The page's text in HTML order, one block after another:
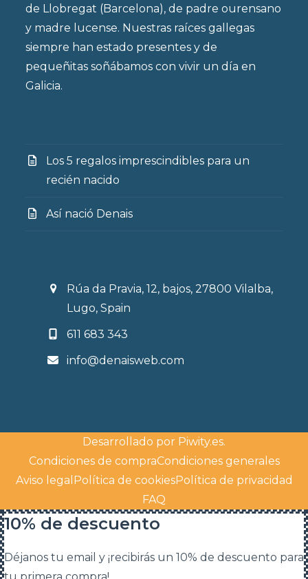
de Llobregat (Barcelona), de padre ourensano
y madre lucense. Nuestras raíces gallegas
siempre han estado presentes y de
pequeñitas soñábamos con vivir un día en
Galicia.
Los 5 regalos imprescindibles para un
recién nacido
Así nació Denais
Rúa da Pravia, 12, bajos, 27800 Vilalba,
Lugo, Spain
611 683 343
info@denaisweb.com
Desarrollado por Piwity.es.
Condiciones de compraCondiciones generales
Aviso legal Política de cookiesPolítica de privacidad
FAQ
10% de descuento
Déjanos tu email y ¡recibirás un 10% de descuento para